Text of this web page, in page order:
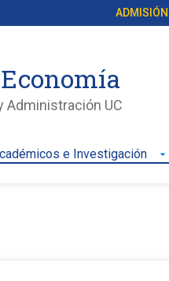
ADMISIÓN
Administración UC
e Investigación arrow_drop_down